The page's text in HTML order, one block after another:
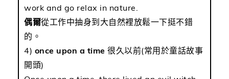
work and go relax in nature.
偶爾從工作中抽身到大自然裡放鬆一下挺不錯
的。
4) once upon a time 很久以前(常用於童話故事
開頭)